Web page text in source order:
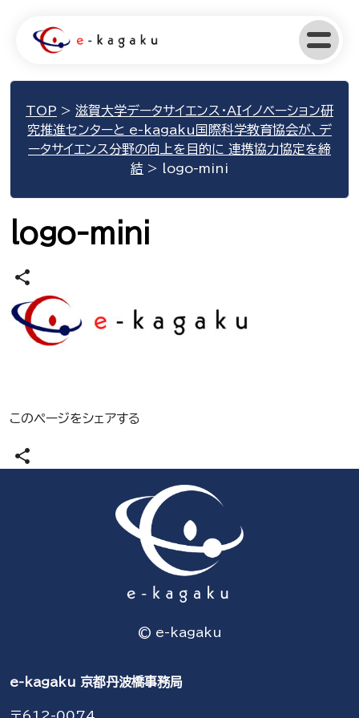
TOP > 滋賀大学データサイエンス・AIイノベーション研
究推進センターと e-kagaku国際科学教育協会が、デ
ータサイエンス分野の向上を目的に 連携協力協定を締
結 > logo-mini
logo-mini
share
このページをシェアする
share
© e-kagaku
e-kagaku 京都丹波橋事務局